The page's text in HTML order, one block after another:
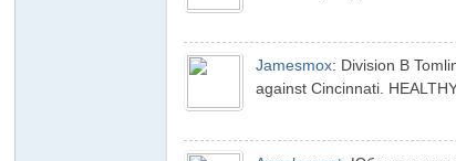
Jamesmox: Division B
against Cincinnati.